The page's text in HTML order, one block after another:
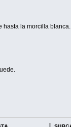
la morcilla blanca.